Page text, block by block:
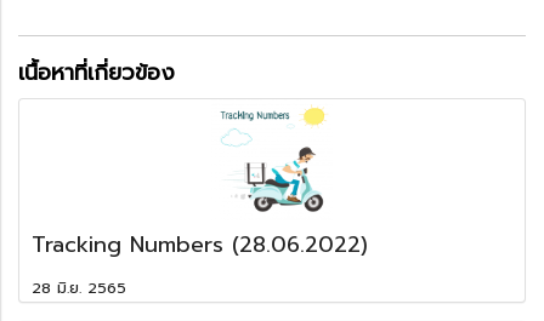
เนื้อหาที่เกี่ยวข้อง
Tracking Numbers (28.06.2022)
28 มิ.ย. 2565